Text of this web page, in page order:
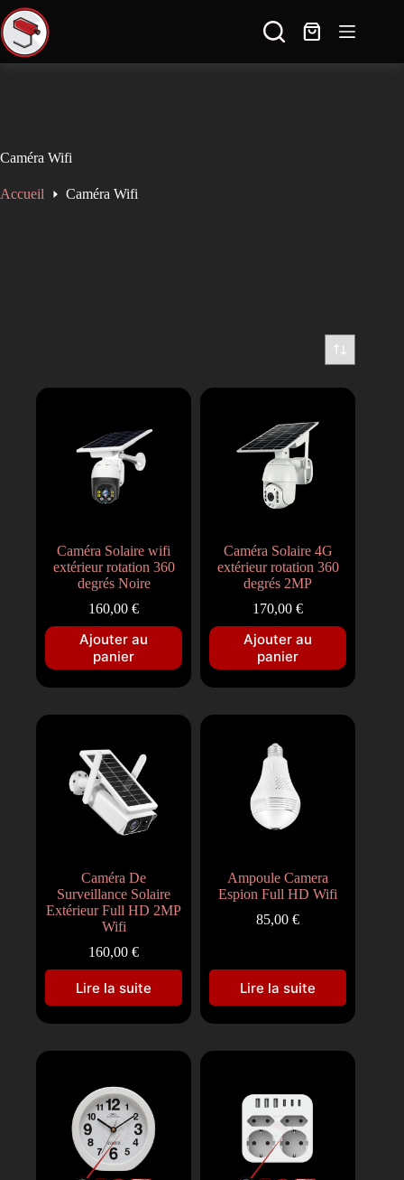
Caméra Wifi
Accueil Caméra Wifi
Caméra Solaire wifi
extérieur rotation 360
degrés Noire
160,00€
Ajouter au
panier
Caméra Solaire 4G
extérieur rotation 360
degrés 2MP
170,00€
Ajouter au
panier
Caméra De
Surveillance Solaire
Extérieur Full HD 2MP
Wifi
160,00€
Lire la suite
Ampoule Camera
Espion Full HD Wifi
85,00€
Lire la suite
🚚 Livraison gratuite en France dès 100€ d'achat ✈ Expédition à l'international
🔒 Paiement sécurisé et discret ↩️ 14 jours pour échanger ou retourner le produit
----------------------------------------------------
SAV réactif: contact@sauron-securite.com 09 78 80 63 48